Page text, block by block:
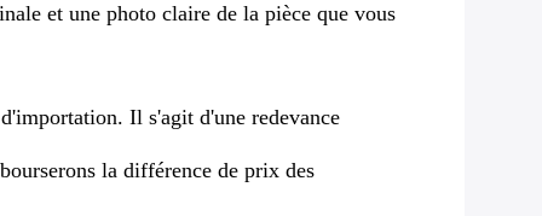
et une photo claire de la pièce que vous
Il s'agit d'une redevance
la différence de prix des